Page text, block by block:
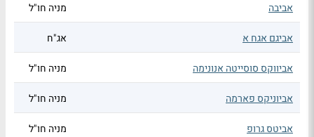
אביבה
מניה חו"ל
אביגם אגח א אג"ח
אביווקס סוסייטה אנונימה מניה חו"ל
אביוניקס פארמה מניה חו"ל
אביטס גרופ מניה חו"ל